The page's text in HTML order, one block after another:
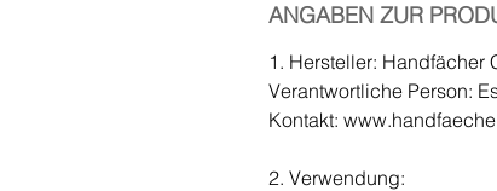
ANGABEN ZUR
1. Hersteller: Handfächer
Verantwortliche Person:
Kontakt:
2. Verwendung: